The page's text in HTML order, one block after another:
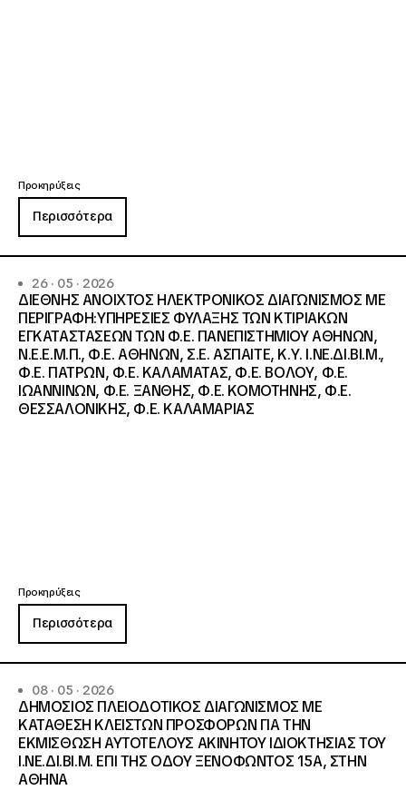
Προκηρύξεις
Περισσότερα
26 · 05 · 2026
ΔΙΕΘΝΗΣ ΑΝΟΙΧΤΟΣ ΗΛΕΚΤΡΟΝΙΚΟΣ ΔΙΑΓΩΝΙΣΜΟΣ ΜΕ
ΠΕΡΙΓΡΑΦΗ:ΥΠΗΡΕΣΙΕΣ ΦΥΛΑΞΗΣ ΤΩΝ ΚΤΙΡΙΑΚΩΝ
ΕΓΚΑΤΑΣΤΑΣΕΩΝ ΤΩΝ Φ.Ε. ΠΑΝΕΠΙΣΤΗΜΙΟΥ ΑΘΗΝΩΝ,
Ν.Ε.Ε.Μ.Π., Φ.Ε. ΑΘΗΝΩΝ, Σ.Ε. ΑΣΠΑΙΤΕ, Κ.Υ. Ι.ΝΕ.ΔΙ.ΒΙ.Μ.,
Φ.Ε. ΠΑΤΡΩΝ, Φ.Ε. ΚΑΛΑΜΑΤΑΣ, Φ.Ε. ΒΟΛΟΥ, Φ.Ε.
ΙΩΑΝΝΙΝΩΝ, Φ.Ε. ΞΑΝΘΗΣ, Φ.Ε. ΚΟΜΟΤΗΝΗΣ, Φ.Ε.
ΘΕΣΣΑΛΟΝΙΚΗΣ, Φ.Ε. ΚΑΛΑΜΑΡΙΑΣ
Προκηρύξεις
Περισσότερα
08 · 05 · 2026
ΔΗΜΟΣΙΟΣ ΠΛΕΙΟΔΟΤΙΚΟΣ ΔΙΑΓΩΝΙΣΜΟΣ ΜΕ
ΚΑΤΑΘΕΣΗ ΚΛΕΙΣΤΩΝ ΠΡΟΣΦΟΡΩΝ ΓΙΑ ΤΗΝ
ΕΚΜΙΣΘΩΣΗ ΑΥΤΟΤΕΛΟΥΣ ΑΚΙΝΗΤΟΥ ΙΔΙΟΚΤΗΣΙΑΣ ΤΟΥ
Ι.ΝΕ.ΔΙ.ΒΙ.Μ. ΕΠΙ ΤΗΣ ΟΔΟΥ ΞΕΝΟΦΩΝΤΟΣ 15Α, ΣΤΗΝ
ΑΘΗΝΑ